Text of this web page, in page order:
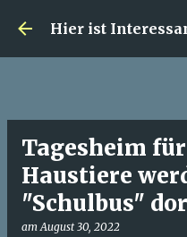
Direkt
Hier ist
Tagesheim
Haustiere
"Schulbus"
amAugust 30, 2022